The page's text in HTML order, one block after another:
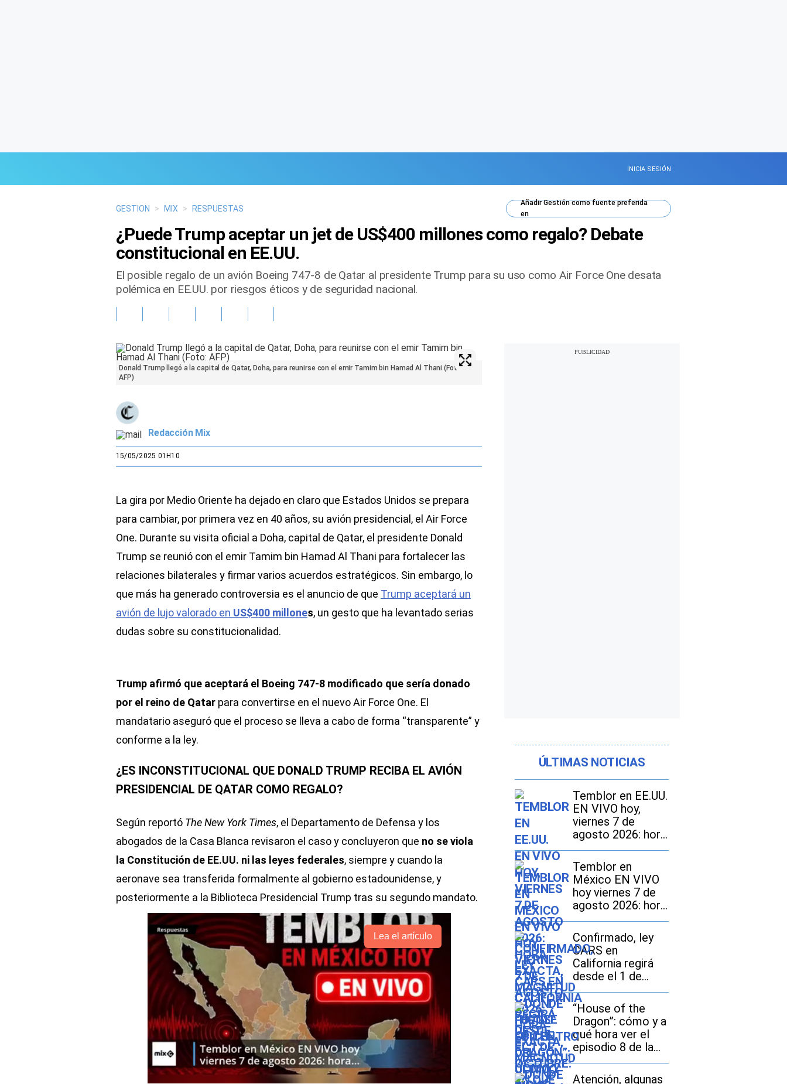
INICIA SESIÓN
GESTION > MIX > RESPUESTAS
AñadirGestióncomo fuente preferida
en
¿Puede Trump aceptar un jet de US$400 millones como regalo? Debate
constitucional en EE.UU.
El posible regalo de un avión Boeing 747-8 de Qatar al presidente Trump para su uso como Air Force One desata
polémica en EE.UU. por riesgos éticos y de seguridad nacional.
Donald Trump llegó a la capital de Qatar, Doha, para reunirse con el emir Tamim bin Hamad Al Thani (Foto:
AFP)
Redacción Mix
15/05/2025 01H10
La gira por Medio Oriente ha dejado en claro que Estados Unidos se prepara
para cambiar, por primera vez en 40 años, su avión presidencial, el Air Force
One. Durante su visita oficial a Doha, capital de Qatar, el presidente Donald
Trump se reunió con el emir Tamim bin Hamad Al Thani para fortalecer las
relaciones bilaterales y firmar varios acuerdos estratégicos. Sin embargo, lo
que más ha generado controversia es el anuncio de que Trump aceptará un
avión de lujo valorado en US$400 millones, un gesto que ha levantado serias
dudas sobre su constitucionalidad.
Trump afirmó que aceptará el Boeing 747-8 modificado que sería donado
por el reino de Qatar para convertirse en el nuevo Air Force One. El
mandatario aseguró que el proceso se lleva a cabo de forma “transparente” y
conforme a la ley.
¿ES INCONSTITUCIONAL QUE DONALD TRUMP RECIBA EL AVIÓN
PRESIDENCIAL DE QATAR COMO REGALO?
Según reportó The New York Times, el Departamento de Defensa y los
abogados de la Casa Blanca revisaron el caso y concluyeron que no se viola
la Constitución de EE.UU. ni las leyes federales, siempre y cuando la
aeronave sea transferida formalmente al gobierno estadounidense, y
posteriormente a la Biblioteca Presidencial Trump tras su segundo mandato.
Lea el artículo
ÚLTIMAS NOTICIAS
Temblor en EE.UU.
EN VIVO hoy,
viernes 7 de
agosto 2026: hora
exacta, magnitud y
dónde fue el
epicentro del
último sismo
Temblor en
México EN VIVO
hoy viernes 7 de
agosto 2026: hora
exacta, magnitud y
dónde fue el
epicentro del
último
Confirmado, ley
CARS en
California regirá
desde el 1 de
octubre: en qué
consiste y qué
tarifas pueden
pagar los
compradores de
vehículos usados
“House of the
Dragon”: cómo y a
qué hora ver el
episodio 8 de la
temporada 3
Atención, algunas